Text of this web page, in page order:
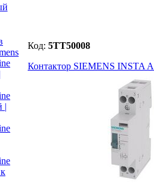
|
Код: 5TT50008
Контактор SIEMENS INSTA